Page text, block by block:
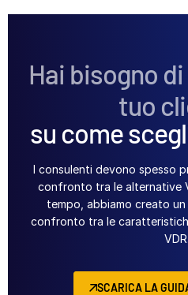
Hai bisogno
tuo
su come
I consulenti devono spesso
confronto tra le alternative
tempo, abbiamo creato
confronto tra le
VDR.
SCARICA LA